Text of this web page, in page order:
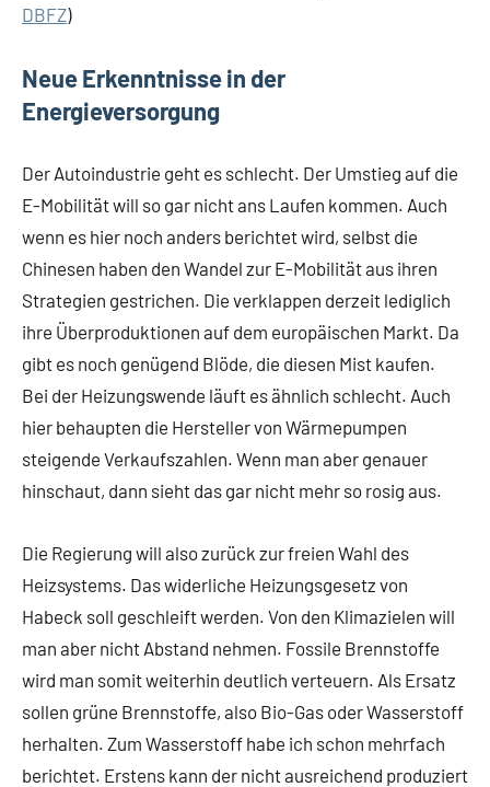
DBFZ)
Neue Erkenntnisse in der
Energieversorgung
Der Autoindustrie geht es schlecht. Der Umstieg auf die
E-Mobilität will so gar nicht ans Laufen kommen. Auch
wenn es hier noch anders berichtet wird, selbst die
Chinesen haben den Wandel zur E-Mobilität aus ihren
Strategien gestrichen. Die verklappen derzeit lediglich
ihre Überproduktionen auf dem europäischen Markt. Da
gibt es noch genügend Blöde, die diesen Mist kaufen.
Bei der Heizungswende läuft es ähnlich schlecht. Auch
hier behaupten die Hersteller von Wärmepumpen
steigende Verkaufszahlen. Wenn man aber genauer
hinschaut, dann sieht das gar nicht mehr so rosig aus.
Die Regierung will also zurück zur freien Wahl des
Heizsystems. Das widerliche Heizungsgesetz von
Habeck soll geschleift werden. Von den Klimazielen will
man aber nicht Abstand nehmen. Fossile Brennstoffe
wird man somit weiterhin deutlich verteuern. Als Ersatz
sollen grüne Brennstoffe, also Bio-Gas oder Wasserstoff
herhalten. Zum Wasserstoff habe ich schon mehrfach
berichtet. Erstens kann der nicht ausreichend produziert